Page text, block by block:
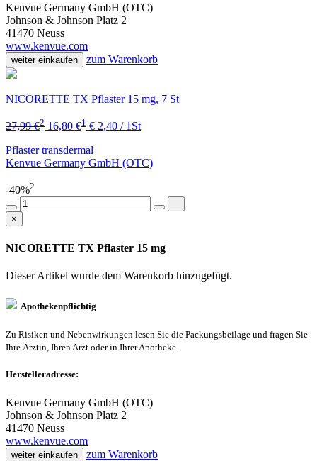
Kenvue Germany GmbH (OTC)
Johnson & Johnson Platz 2
41470 Neuss
www.kenvue.com
weiter einkaufen zum Warenkorb
NICORETTE TX Pflaster 15 mg, 7 St
27,99 €2 16,80 €1 € 2,40 / 1St
Pflaster transdermal
Kenvue Germany GmbH (OTC)
-40%2
×
NICORETTE TX Pflaster 15 mg
Dieser Artikel wurde dem Warenkorb hinzugefügt.
Apothekenpflichtig
Zu Risiken und Nebenwirkungen lesen Sie die Packungsbeilage und fragen Sie
Ihre Ärztin, Ihren Arzt oder in Ihrer Apotheke.
Herstelleradresse:
Kenvue Germany GmbH (OTC)
Johnson & Johnson Platz 2
41470 Neuss
www.kenvue.com
weiter einkaufen zum Warenkorb